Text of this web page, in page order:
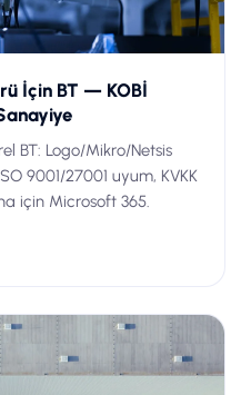
İçin BT — KOBİ
BT: Logo/Mikro/Netsis
9001/27001 uyum, KVKK
için Microsoft 365.